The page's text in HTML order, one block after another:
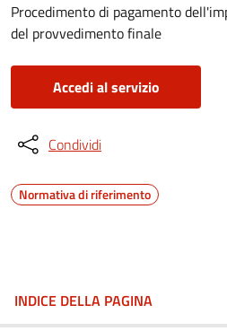
Procedimento di pagamento
del provvedimento finale
Accedi al servizio
Condividi
Normativa di riferimento
INDICE DELLA PAGINA